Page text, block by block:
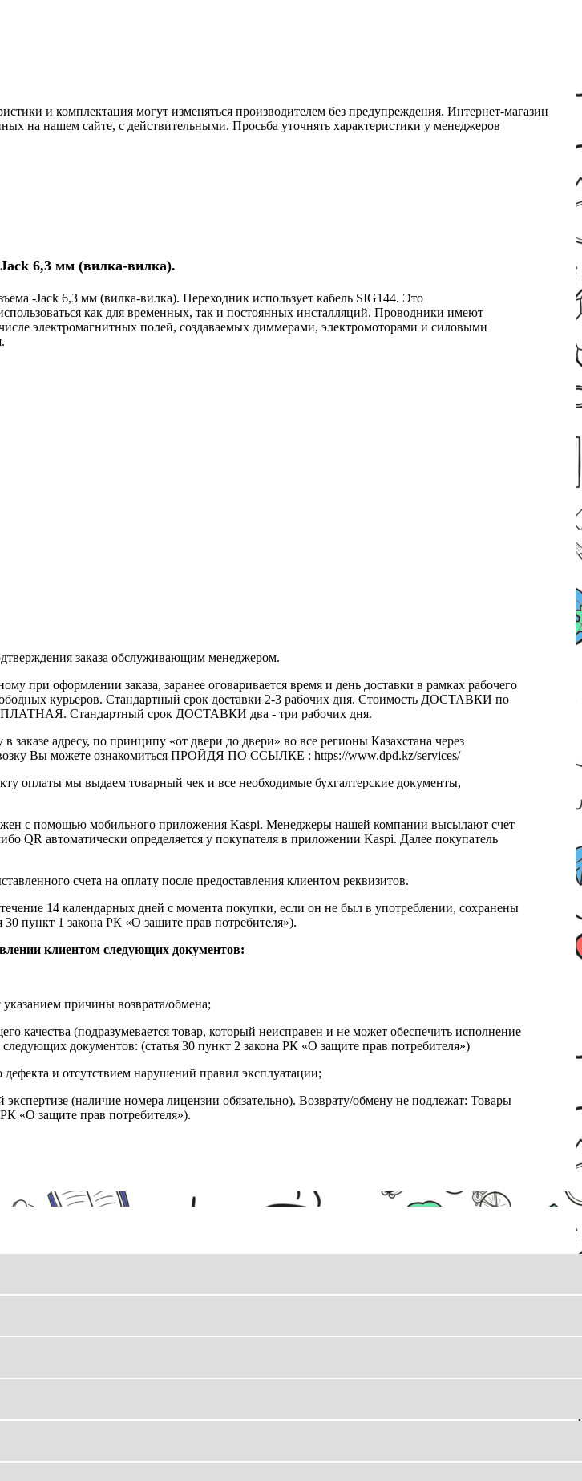
и комплектация могут изменяться производителем без предупреждения. Интернет-магазин
на нашем сайте, с действительными. Просьба уточнять характеристики у менеджеров
6,3 мм (вилка-вилка).
-Jack 6,3 мм (вилка-вилка). Переходник использует кабель SIG144. Это
как для временных, так и постоянных инсталляций. Проводники имеют
электромагнитных полей, создаваемых диммерами, электромоторами и силовыми
заказа обслуживающим менеджером.
при оформлении заказа, заранее оговаривается время и день доставки в рамках рабочего
курьеров. Стандартный срок доставки 2-3 рабочих дня. Стоимость ДОСТАВКИ по
Стандартный срок ДОСТАВКИ два - три рабочих дня.
заказе адресу, по принципу «от двери до двери» во все регионы Казахстана через
Вы можете ознакомиться ПРОЙДЯ ПО ССЫЛКЕ : https://www.dpd.kz/services/
оплаты мы выдаем товарный чек и все необходимые бухгалтерские документы,
с помощью мобильного приложения Kaspi. Менеджеры нашей компании высылают счет
QR автоматически определяется у покупателя в приложении Kaspi. Далее покупатель
счета на оплату после предоставления клиентом реквизитов.
14 календарных дней с момента покупки, если он не был в употреблении, сохранены
пункт 1 закона РК «О защите прав потребителя»).
клиентом следующих документов:
указанием причины возврата/обмена;
качества (подразумевается товар, который неисправен и не может обеспечить исполнение
документов: (статья 30 пункт 2 закона РК «О защите прав потребителя»)
дефекта и отсутствием нарушений правил эксплуатации;
(наличие номера лицензии обязательно). Возврату/обмену не подлежат: Товары
«О защите прав потребителя»).